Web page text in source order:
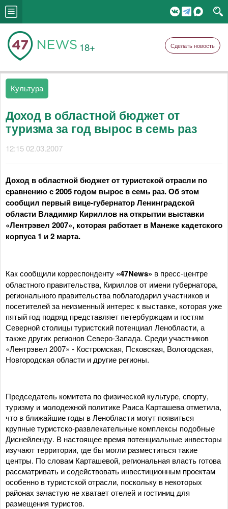
18+ Сделать новость
Культура
Доход в областной бюджет от
туризма за год вырос в семь раз
12:15 02.03.2007
Доход в областной бюджет от туристской отрасли по
сравнению с 2005 годом вырос в семь раз. Об этом
сообщил первый вице-губернатор Ленинградской
области Владимир Кириллов на открытии выставки
«Лентрэвел 2007», которая работает в Манеже кадетского
корпуса 1 и 2 марта.
Как сообщили корреспонденту «47News» в пресс-центре
областного правительства, Кириллов от имени губернатора,
регионального правительства поблагодарил участников и
посетителей за неизменный интерес к выставке, которая уже
пятый год подряд представляет петербуржцам и гостям
Северной столицы туристский потенциал Ленобласти, а
также других регионов Северо-Запада. Среди участников
«Лентрэвел 2007» - Костромская, Псковская, Вологодская,
Новгородская области и другие регионы.
Председатель комитета по физической культуре, спорту,
туризму и молодежной политике Раиса Карташева отметила,
что в ближайшие годы в Ленобласти могут появиться
крупные туристско-развлекательные комплексы подобные
Диснейленду. В настоящее время потенциальные инвесторы
изучают территории, где бы могли разместиться такие
центры. По словам Карташевой, региональная власть готова
рассматривать и содействовать инвестиционным проектам
особенно в туристской отрасли, поскольку в некоторых
районах зачастую не хватает отелей и гостиниц для
размещения туристов.